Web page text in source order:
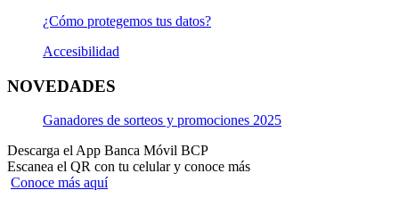
¿Cómo protegemos tus datos?
Accesibilidad
NOVEDADES
Ganadores de sorteos y promociones 2025
Descarga el App Banca Móvil BCP
Escanea el QR con tu celular y conoce más
Conoce más aquí